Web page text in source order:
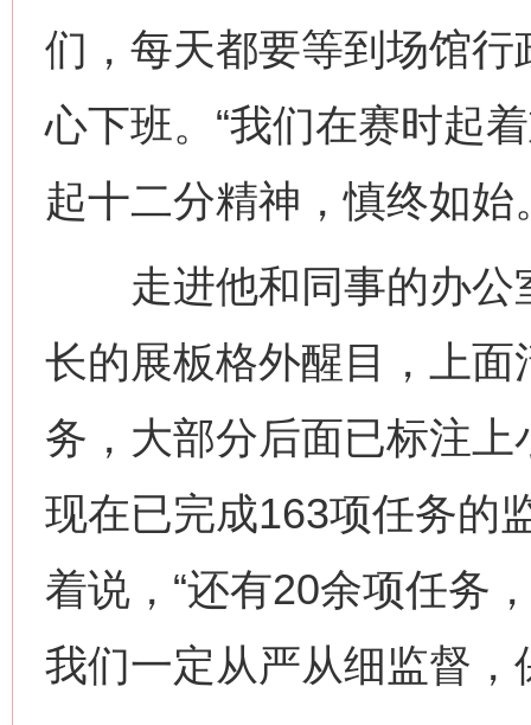
们，每天都要等到场馆
心下班。“我们在赛时起
起十二分精神，慎终如始
走进他和同事的办公
长的展板格外醒目，上
务，大部分后面已标注上
现在已完成163项任务的
着说，“还有20余项任务
我们一定从严从细监督，